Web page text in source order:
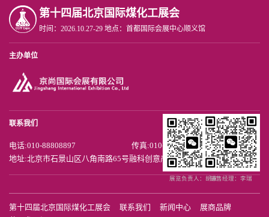
第十四届北京国际煤化工展会
时间：2026.10.27-29 地点：首都国际会展中心顺义馆
主办单位
联系我们
电话:010-88808897
传真:010-88808867
地址:北京市石景山区八角南路65号融科创意产业中心
展览负责人：胡京销售经理：李瑞
第十四届北京国际煤化工展会 联系我们 新闻中心
展商品牌